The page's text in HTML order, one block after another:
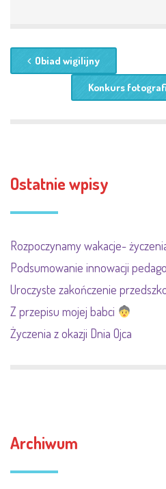
Obiad wigilijny
Konkurs
Ostatnie wpisy
Rozpoczynamy wakacje-
Podsumowanie innowacji
Uroczyste zakończenie
Z przepisu mojej babci
Życzenia z okazji Dnia Ojca
Archiwum